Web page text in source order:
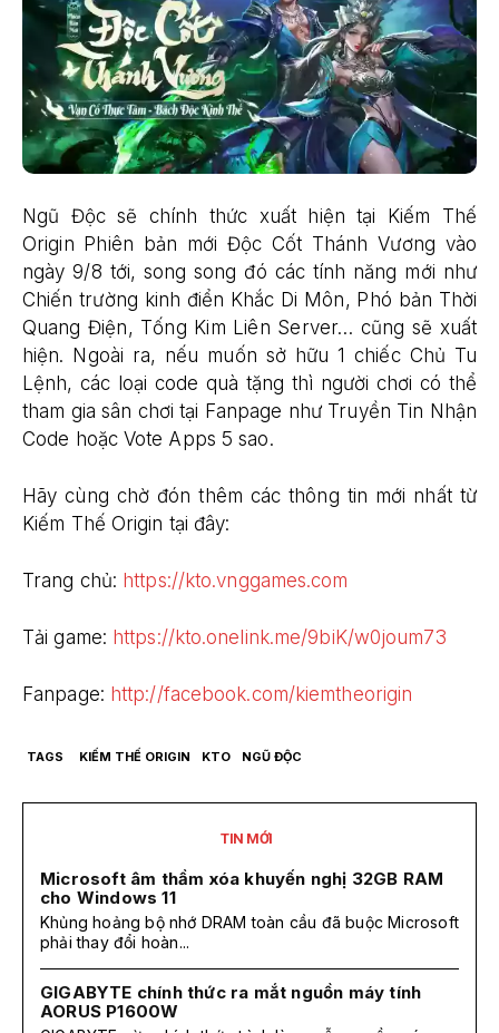
Ngũ Độc sẽ chính thức xuất hiện tại Kiếm Thế
Origin Phiên bản mới Độc Cốt Thánh Vương vào
ngày 9/8 tới, song song đó các tính năng mới như
Chiến trường kinh điển Khắc Di Môn, Phó bản Thời
Quang Điện, Tống Kim Liên Server… cũng sẽ xuất
hiện. Ngoài ra, nếu muốn sở hữu 1 chiếc Chủ Tu
Lệnh, các loại code quà tặng thì người chơi có thể
tham gia sân chơi tại Fanpage như Truyền Tin Nhận
Code hoặc Vote Apps 5 sao.
Hãy cùng chờ đón thêm các thông tin mới nhất từ
Kiếm Thế Origin tại đây:
Trang chủ: https://kto.vnggames.com
Tải game: https://kto.onelink.me/9biK/w0joum73
Fanpage: http://facebook.com/kiemtheorigin
TAGS KIẾM THẾ ORIGIN KTO NGŨ ĐỘC
TIN MỚI
Microsoft âm thầm xóa khuyến nghị 32GB RAM
cho Windows 11
Khủng hoảng bộ nhớ DRAM toàn cầu đã buộc Microsoft
phải thay đổi hoàn...
GIGABYTE chính thức ra mắt nguồn máy tính
AORUS P1600W